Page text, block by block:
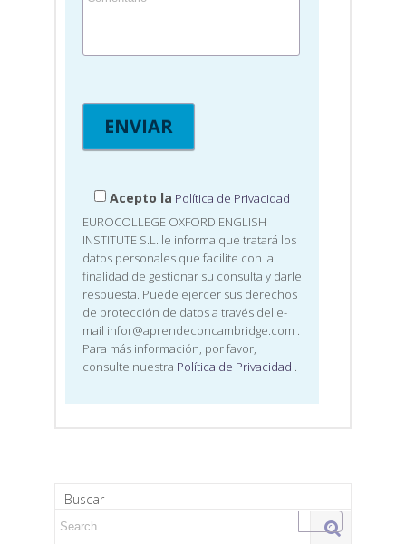
Acepto la Política de Privacidad
EUROCOLLEGE OXFORD ENGLISH
INSTITUTE S.L. le informa que tratará los
datos personales que facilite con la
finalidad de gestionar su consulta y darle
respuesta. Puede ejercer sus derechos
de protección de datos a través del e-
mail infor@aprendeconcambridge.com .
Para más información, por favor,
consulte nuestra Política de Privacidad .
Buscar